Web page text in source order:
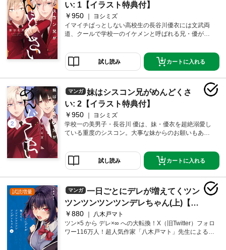
い: 1【イラスト特典付】
￥950
ヨシミズ
イマイチぱっとしない高校生の長谷川優衣には文武両
道、クールで学校一のイケメンと呼ばれる兄・優がい
仲説が流れるほどで、「完璧な兄」を持つ優衣は悩み
を抱えていた。それは…才色兼備な兄が実は重度のシ
スコンだということ……！正反対な兄妹の爆笑ホーム
コメディ!?TikTokで約800万回再生の話題作が待望の単
試し読み カートに入れる
マンガ
妹はシスコン兄がめんどくさ
い: 2【イラスト特典付】
￥950
ヨシミズ
学校一の美男子・長谷川 優は、妹・優衣を超絶溺愛し
ている重度のシスコン。大事な妹からのお願いもあっ
日もあの手この手で優衣の気を引こうとしている。あ
る日、女子の間で人気のYouTuber・こゆりんこと七木
田こゆりが優衣のクラスへ転入してくる。「かっこい
い先輩がいる」という噂を聞いて、秒で優に一目惚れ
したこゆりは、優との接触を狙う中でどうやら長谷川
兄妹の「秘密」に気付き……？ギャップが激しすぎる
兄と塩対応な妹の平穏な学園生活に危機が訪れる─
─！？コミックス限定の番外編では親友・真紘の過去編
を収録！
試し読み カートに入れる
試読増量 マンガ
一日ごとにデレが増えてくツン
ツンツンツンツンデレちゃん(上)【イ
ラスト特典付】
￥880
八木戸マト
ツン×5 から デレ×∞ への大転換！X（旧Twitter）フォロ
ワー116万人！超人気作家「八木戸マト」先生による大